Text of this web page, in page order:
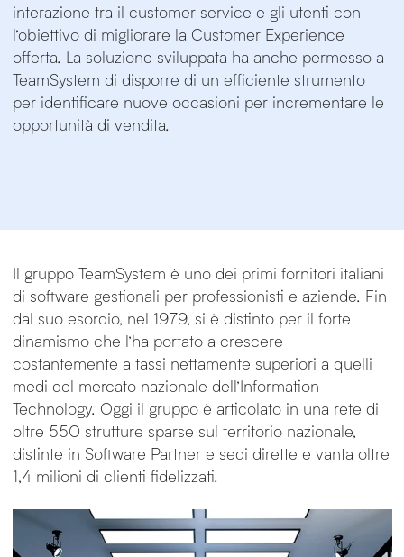
interazione tra il customer service e gli utenti con
l’obiettivo di migliorare la Customer Experience
offerta. La soluzione sviluppata ha anche permesso a
TeamSystem di disporre di un efficiente strumento
per identificare nuove occasioni per incrementare le
opportunità di vendita.
Il gruppo TeamSystem è uno dei primi fornitori italiani
di software gestionali per professionisti e aziende. Fin
dal suo esordio, nel 1979, si è distinto per il forte
dinamismo che l’ha portato a crescere
costantemente a tassi nettamente superiori a quelli
medi del mercato nazionale dell’Information
Technology. Oggi il gruppo è articolato in una rete di
oltre 550 strutture sparse sul territorio nazionale,
distinte in Software Partner e sedi dirette e vanta oltre
1,4 milioni di clienti fidelizzati.